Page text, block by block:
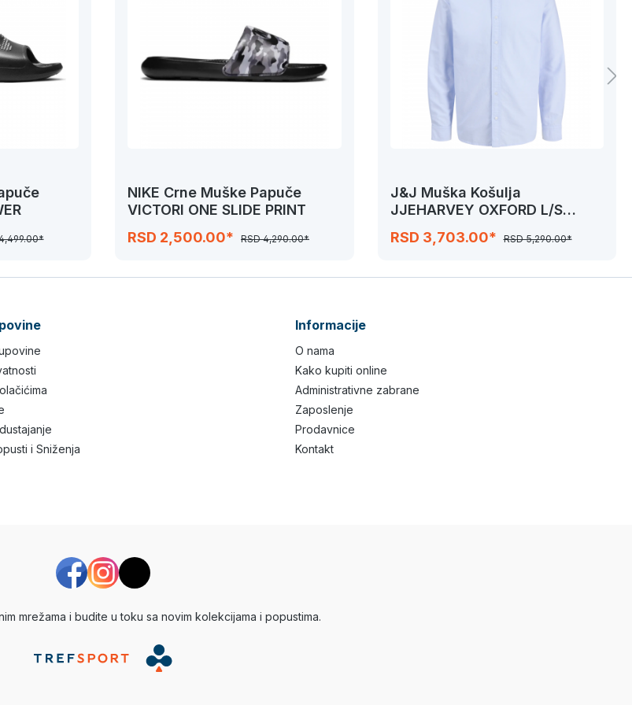
NIKE Crne Muške Papuče
VICTORI ONE SLIDE PRINT
RSD 2,500.00*
RSD 4,290.00*
J&J Muška Košulja
JJEHARVEY OXFORD L/S
RSD 3,703.00* RSD 5,290.00*
i Sniženja
Informacije
O nama
Kako kupiti online
Administrativne zabrane
Zaposlenje
Prodavnice
Kontakt
mrežama i budite u toku sa novim kolekcijama i popustima.